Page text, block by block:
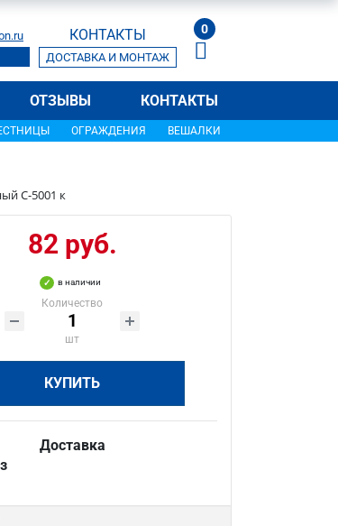
КОНТАКТЫ
ДОСТАВКА И МОНТАЖ
0
ОТЗЫВЫ КОНТАКТЫ
ОГРАЖДЕНИЯ ВЕШАЛКИ
C-5001 к
82 руб.
в наличии
Количество
шт
КУПИТЬ
Доставка